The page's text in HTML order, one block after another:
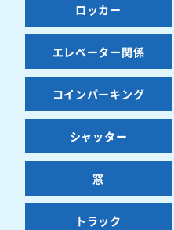
ロッカー
エレベーター関係
コインパーキング
シャッター
窓
トラック